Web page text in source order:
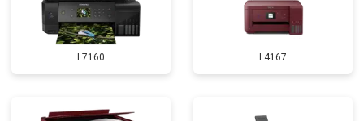
L7160 L4167